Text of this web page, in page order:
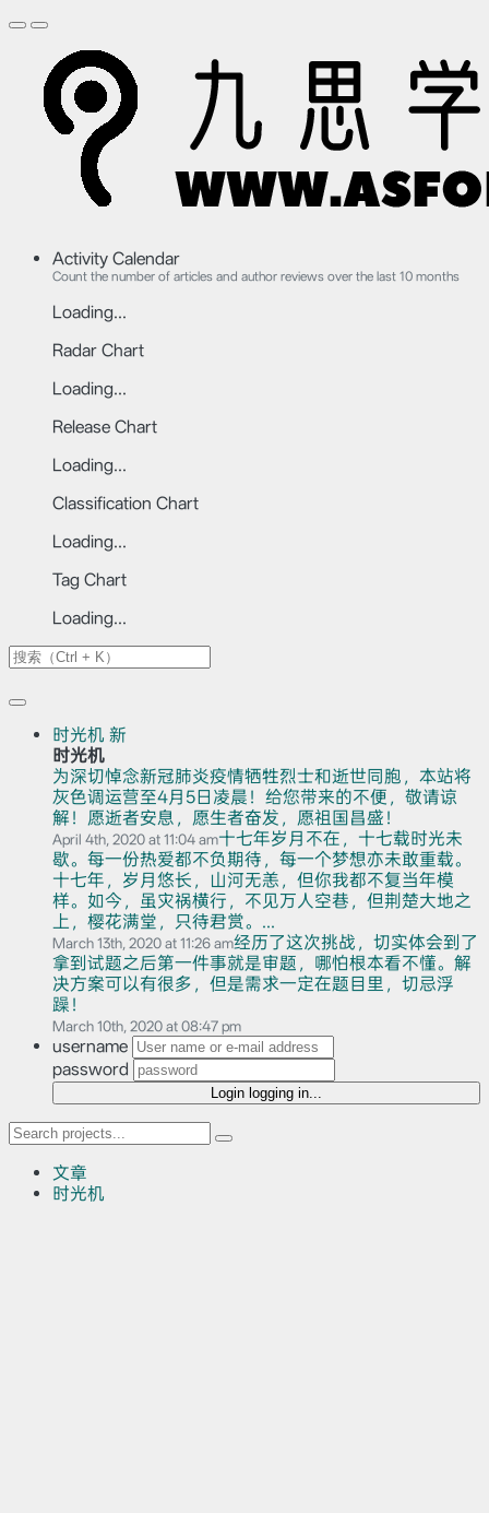
Activity Calendar
Count the number of articles and author reviews over the last 10 months
Loading...
Radar Chart
Loading...
Release Chart
Loading...
Classification Chart
Loading...
Tag Chart
Loading...
时光机 新
时光机
为深切悼念新冠肺炎疫情牺牲烈士和逝世同胞，本站将
灰色调运营至4月5日凌晨！给您带来的不便，敬请谅
解！愿逝者安息，愿生者奋发，愿祖国昌盛！
April 4th, 2020 at 11:04 am十七年岁月不在，十七载时光未
歇。每一份热爱都不负期待，每一个梦想亦未敢重载。
十七年，岁月悠长，山河无恙，但你我都不复当年模
样。如今，虽灾祸横行，不见万人空巷，但荆楚大地之
上，樱花满堂，只待君赏。...
March 13th, 2020 at 11:26 am经历了这次挑战，切实体会到了
拿到试题之后第一件事就是审题，哪怕根本看不懂。解
决方案可以有很多，但是需求一定在题目里，切忌浮
躁！
March 10th, 2020 at 08:47 pm
username
password
Login logging in...
文章
时光机